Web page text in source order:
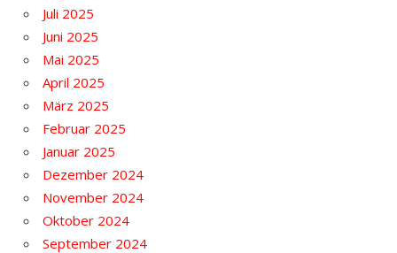
Juli 2025
Juni 2025
Mai 2025
April 2025
März 2025
Februar 2025
Januar 2025
Dezember 2024
November 2024
Oktober 2024
September 2024